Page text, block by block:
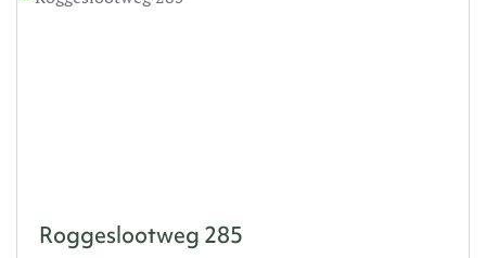
Roggeslootweg 285